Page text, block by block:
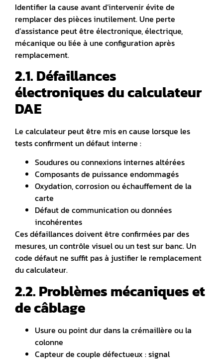
Identifier la cause avant d’intervenir évite de
remplacer des pièces inutilement. Une perte
d’assistance peut être électronique, électrique,
mécanique ou liée à une configuration après
remplacement.
2.1. Défaillances
électroniques du calculateur
DAE
Le calculateur peut être mis en cause lorsque les
tests confirment un défaut interne :
Soudures ou connexions internes altérées
Composants de puissance endommagés
Oxydation, corrosion ou échauffement de la
carte
Défaut de communication ou données
incohérentes
Ces défaillances doivent être confirmées par des
mesures, un contrôle visuel ou un test sur banc. Un
code défaut ne suffit pas à justifier le remplacement
du calculateur.
2.2. Problèmes mécaniques et
de câblage
Usure ou point dur dans la crémaillère ou la
colonne
Capteur de couple défectueux : signal